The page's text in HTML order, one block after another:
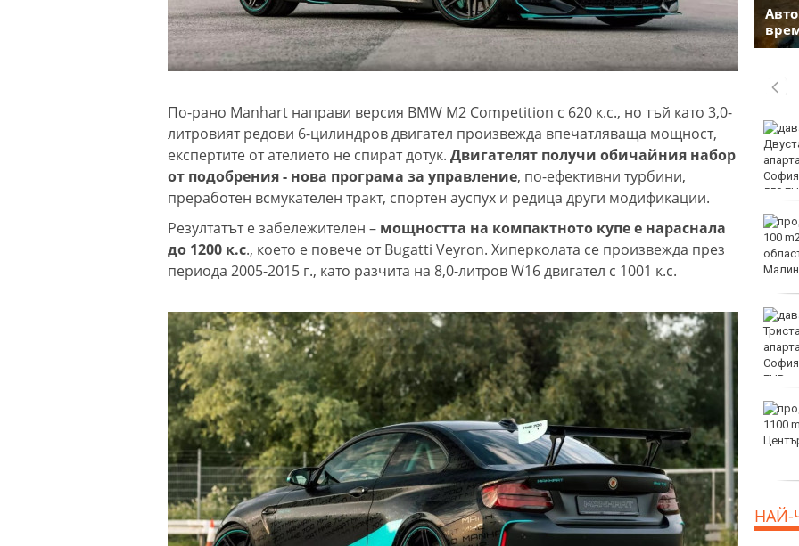
По-рано Manhart направи версия BMW M2 Competition с 620 к.с., но тъй като 3,0-
литровият редови 6-цилиндров двигател произвежда впечатляваща мощност,
експертите от ателието не спират дотук. Двигателят получи обичайния набор
от подобрения - нова програма за управление, по-ефективни турбини,
преработен всмукателен тракт, спортен ауспух и редица други модификации.
Резултатът е забележителен – мощността на компактното купе е нараснала
до 1200 к.с., което е повече от Bugatti Veyron. Хиперколата се произвежда през
периода 2005-2015 г., като разчита на 8,0-литров W16 двигател с 1001 к.с.
Мачовете и спортът по
ТВ днес (8 август)
Времето във Варна на 8
август 2026
След гонка: Задържаха
мъж, у когото са
намерени 460 000 евро
НАЙ-